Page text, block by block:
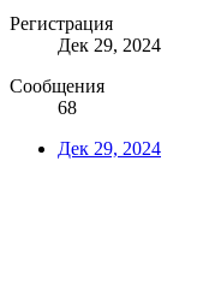
Регистрация
Дек 29, 2024
Сообщения
68
Дек 29, 2024